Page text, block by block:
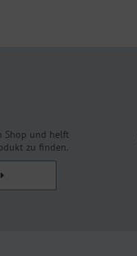
Shop und helft
zu finden.